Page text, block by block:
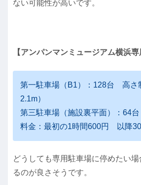
ない可能性が高いです。
【アンパンマンミュージアム横浜専
第一駐車場（B1）：128台 高さ
2.1m）
第三駐車場（施設裏平面）：64
料金：最初の1時間600円 以降
どうしても専用駐車場に停めたい
るのが良さそうです。